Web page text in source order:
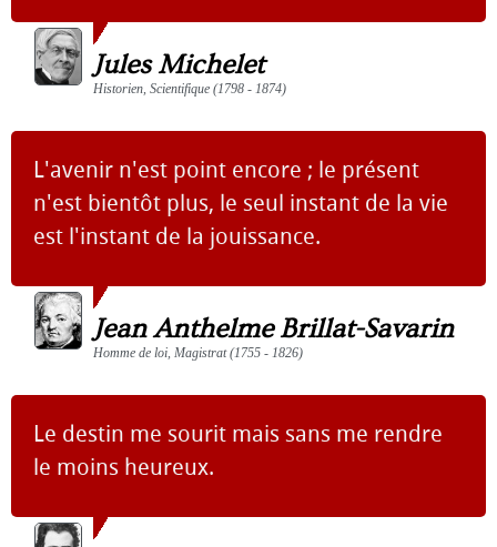
Jules Michelet
Historien, Scientifique (1798 - 1874)
L'avenir n'est point encore ; le présent
n'est bientôt plus, le seul instant de la vie
est l'instant de la jouissance.
Jean Anthelme Brillat-Savarin
Homme de loi, Magistrat (1755 - 1826)
Le destin me sourit mais sans me rendre
le moins heureux.